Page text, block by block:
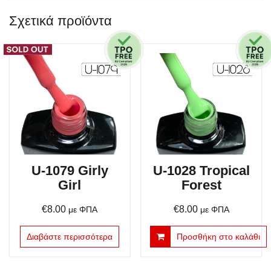
Σχετικά προϊόντα
U-1079 Girly
Girl
€8.00 με ΦΠΑ
Διαβάστε περισσότερα
U-1028 Tropical
Forest
€8.00 με ΦΠΑ
Προσθήκη στο καλάθι